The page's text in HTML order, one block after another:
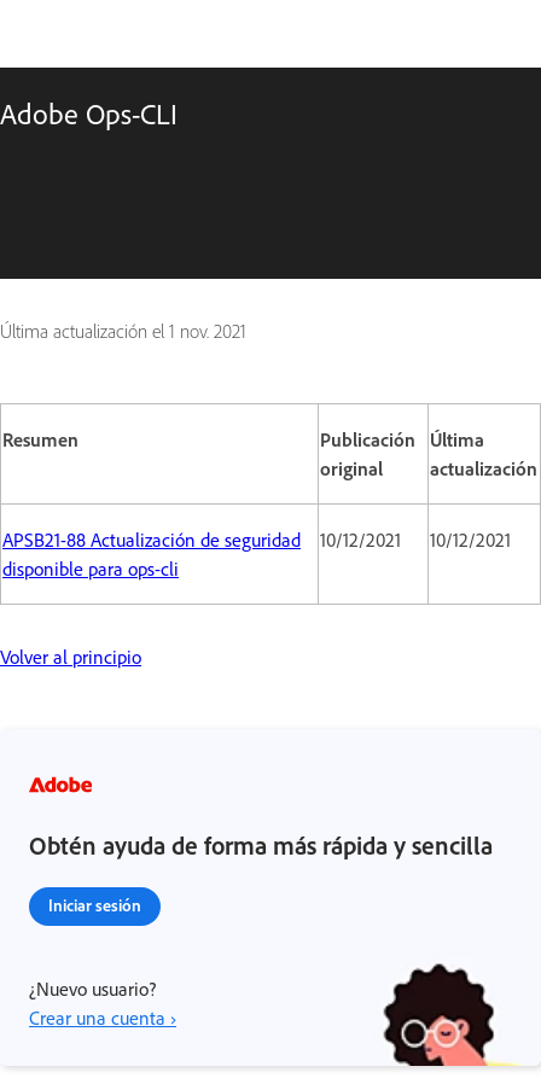
Adobe Ops-CLI
Última actualización el 1 nov. 2021
Resumen
Publicación
original
Última
actualización
APSB21-88 Actualización de seguridad
disponible para ops-cli
10/12/2021 10/12/2021
Volver al principio
Obtén ayuda de forma más rápida y sencilla
Iniciar sesión
¿Nuevo usuario?
Crear una cuenta ›